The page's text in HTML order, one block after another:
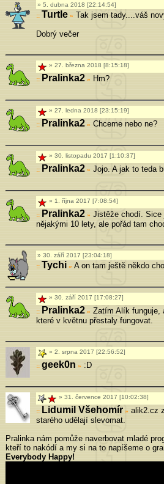
5. dubna 2018 [22:14:54]
Turtle» Tak jsem tady....váš
Dobrý večer
27. března 2018 [8:15:18]
Pralinka2» Hm?
27. ledna 2018 [23:15:19]
Pralinka2» Chceme nebo ne?
30. listopadu 2017 [1:10:37]
Pralinka2» Jojo. A jak to teda
1. října 2017 [7:08:54]
Pralinka2» Jistěže chodí. Sice
nějakými 10 lety, ale pořád tam
30. září 2017 [23:04:18]
Tychi » A on tam ještě někdo
30. září 2017 [17:08:27]
Pralinka2» Zatím Alík funguje,
které v květnu přestaly fungovat.
2. srpna 2017 [22:56:52]
geek0n » :D
31. července 2017 [10:02:38]
Lidumil Všehomír» alik2.cz
starého udělají slevomat.
Pralinka nám pomůže naverbovat mladé
kteří to nakódí a my si na to napíšeme o
Everybody Happy!